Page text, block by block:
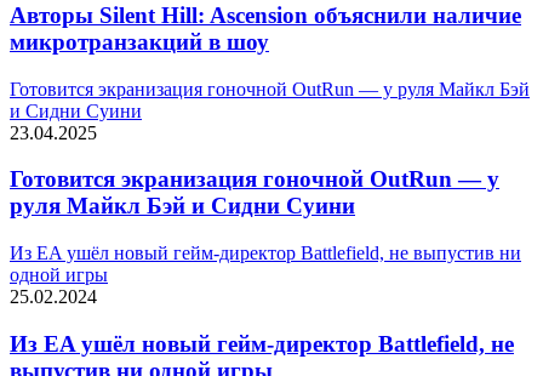
Авторы Silent Hill: Ascension объяснили наличие
микротранзакций в шоу
Готовится экранизация гоночной OutRun — у руля Майкл Бэй
и Сидни Суини
23.04.2025
Готовится экранизация гоночной OutRun — у
руля Майкл Бэй и Сидни Суини
Из EA ушёл новый гейм-директор Battlefield, не выпустив ни
одной игры
25.02.2024
Из EA ушёл новый гейм-директор Battlefield, не
выпустив ни одной игры